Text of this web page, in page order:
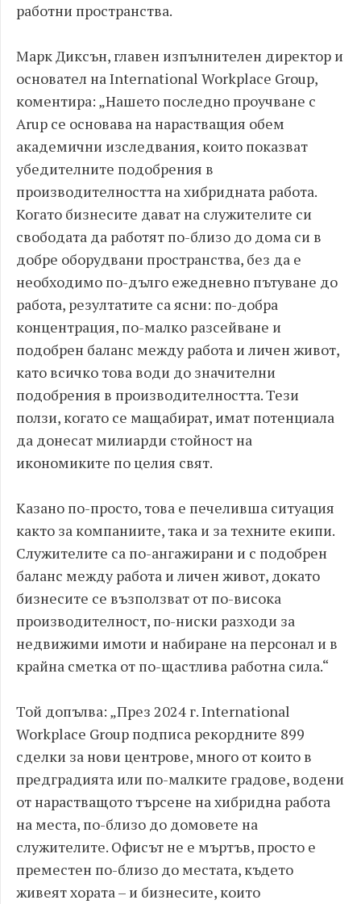
работни пространства.
Марк Диксън, главен изпълнителен директор и
основател на International Workplace Group,
коментира: „Нашето последно проучване с
Arup се основава на нарастващия обем
академични изследвания, които показват
убедителните подобрения в
производителността на хибридната работа.
Когато бизнесите дават на служителите си
свободата да работят по-близо до дома си в
добре оборудвани пространства, без да е
необходимо по-дълго ежедневно пътуване до
работа, резултатите са ясни: по-добра
концентрация, по-малко разсейване и
подобрен баланс между работа и личен живот,
като всичко това води до значителни
подобрения в производителността. Тези
ползи, когато се мащабират, имат потенциала
да донесат милиарди стойност на
икономиките по целия свят.
Казано по-просто, това е печеливша ситуация
както за компаниите, така и за техните екипи.
Служителите са по-ангажирани и с подобрен
баланс между работа и личен живот, докато
бизнесите се възползват от по-висока
производителност, по-ниски разходи за
недвижими имоти и набиране на персонал и в
крайна сметка от по-щастлива работна сила.“
Той допълва: „През 2024 г. International
Workplace Group подписа рекордните 899
сделки за нови центрове, много от които в
предградията или по-малките градове, водени
от нарастващото търсене на хибридна работа
на места, по-близо до домовете на
служителите. Офисът не е мъртъв, просто е
преместен по-близо до местата, където
живеят хората – и бизнесите, които